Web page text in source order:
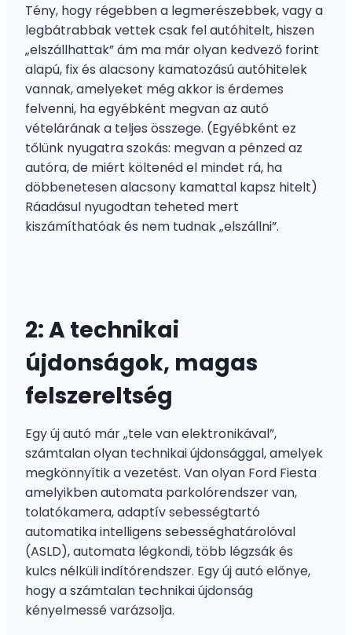
Tény, hogy régebben a legmerészebbek, vagy a
legbátrabbak vettek csak fel autóhitelt, hiszen
„elszállhattak” ám ma már olyan kedvező forint
alapú, fix és alacsony kamatozású autóhitelek
vannak, amelyeket még akkor is érdemes
felvenni, ha egyébként megvan az autó
vételárának a teljes összege. (Egyébként ez
tőlünk nyugatra szokás: megvan a pénzed az
autóra, de miért költenéd el mindet rá, ha
döbbenetesen alacsony kamattal kapsz hitelt)
Ráadásul nyugodtan teheted mert
kiszámíthatóak és nem tudnak „elszállni”.
2: A technikai
újdonságok, magas
felszereltség
Egy új autó már „tele van elektronikával”,
számtalan olyan technikai újdonsággal, amelyek
megkönnyítik a vezetést. Van olyan Ford Fiesta
amelyikben automata parkolórendszer van,
tolatókamera, adaptív sebességtartó
automatika intelligens sebességhatárolóval
(ASLD), automata légkondi, több légzsák és
kulcs nélküli indítórendszer. Egy új autó előnye,
hogy a számtalan technikai újdonság
kényelmessé varázsolja.